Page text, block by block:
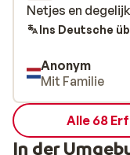
Netjes en degelijk
Netjes en degelijk
Ins Deutsche
Anonym
Mit Familie
Alle 68
In der